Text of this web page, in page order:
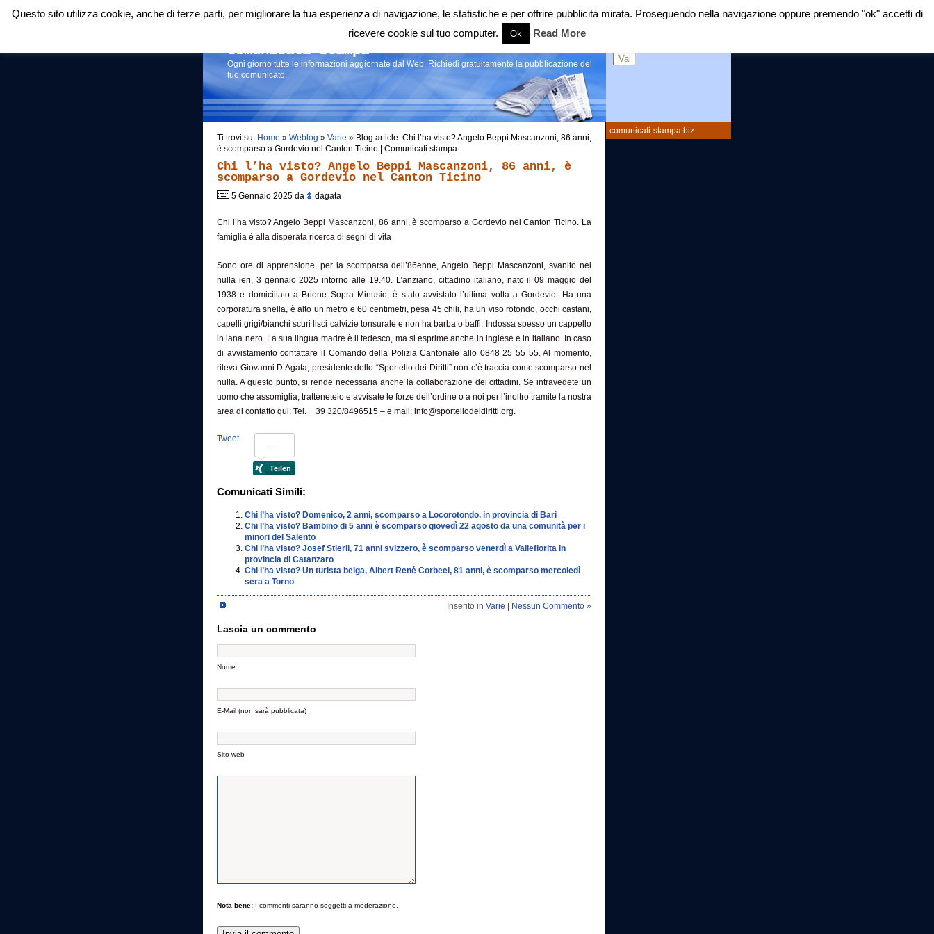
comunicati-stampa.biz
Login |RSS |
Comunicati stampa
Ogni giorno tutte le informazioni aggiornate dal Web. Richiedi gratuitamente la pubblicazione del
tuo comunicato.
Ti trovi su: Home » Weblog » Varie » Blog article: Chi l’ha visto? Angelo Beppi Mascanzoni, 86 anni,
è scomparso a Gordevio nel Canton Ticino | Comunicati stampa
Chi l’ha visto? Angelo Beppi Mascanzoni, 86 anni, è
scomparso a Gordevio nel Canton Ticino
5 Gennaio 2025 da dagata
Chi l’ha visto? Angelo Beppi Mascanzoni, 86 anni, è scomparso a Gordevio nel Canton Ticino. La
famiglia è alla disperata ricerca di segni di vita
Sono ore di apprensione, per la scomparsa dell’86enne, Angelo Beppi Mascanzoni, svanito nel
nulla ieri, 3 gennaio 2025 intorno alle 19.40. L’anziano, cittadino italiano, nato il 09 maggio del
1938 e domiciliato a Brione Sopra Minusio, è stato avvistato l’ultima volta a Gordevio. Ha una
corporatura snella, è alto un metro e 60 centimetri, pesa 45 chili, ha un viso rotondo, occhi castani,
capelli grigi/bianchi scuri lisci calvizie tonsurale e non ha barba o baffi. Indossa spesso un cappello
in lana nero. La sua lingua madre è il tedesco, ma si esprime anche in inglese e in italiano. In caso
di avvistamento contattare il Comando della Polizia Cantonale allo 0848 25 55 55. Al momento,
rileva Giovanni D’Agata, presidente dello “Sportello dei Diritti” non c’è traccia come scomparso nel
nulla. A questo punto, si rende necessaria anche la collaborazione dei cittadini. Se intravedete un
uomo che assomiglia, trattenetelo e avvisate le forze dell’ordine o a noi per l’inoltro tramite la nostra
area di contatto qui: Tel. + 39 320/8496515 – e mail: info@sportellodeidiritti.org.
Tweet
Comunicati Simili:
Chi l’ha visto? Domenico, 2 anni, scomparso a Locorotondo, in provincia di Bari
Chi l’ha visto? Bambino di 5 anni è scomparso giovedì 22 agosto da una comunità per i
minori del Salento
Chi l’ha visto? Josef Stierli, 71 anni svizzero, è scomparso venerdì a Vallefiorita in
provincia di Catanzaro
Chi l’ha visto? Un turista belga, Albert René Corbeel, 81 anni, è scomparso mercoledì
sera a Torno
Inserito in Varie Nessun Commento »
Lascia un commento
Nome
E-Mail (non sarà pubblicata)
Sito web
Nota bene: I commenti saranno soggetti a moderazione.
Questo sito utilizza cookie, anche di terze parti, per migliorare la tua esperienza di navigazione, le statistiche e per offrire pubblicità mirata. Proseguendo nella navigazione oppure premendo "ok" accetti di
ricevere cookie sul tuo computer.
Ok Read More